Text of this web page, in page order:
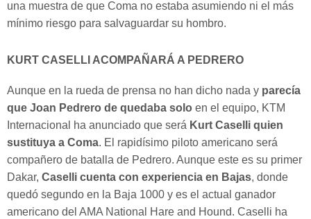
una muestra de que Coma no estaba asumiendo ni el más
mínimo riesgo para salvaguardar su hombro.
KURT CASELLI ACOMPAÑARÁ A PEDRERO
Aunque en la rueda de prensa no han dicho nada y parecía
que Joan Pedrero de quedaba solo en el equipo, KTM
Internacional ha anunciado que será Kurt Caselli quien
sustituya a Coma. El rapidísimo piloto americano será
compañero de batalla de Pedrero. Aunque este es su primer
Dakar, Caselli cuenta con experiencia en Bajas, donde
quedó segundo en la Baja 1000 y es el actual ganador
americano del AMA National Hare and Hound. Caselli ha